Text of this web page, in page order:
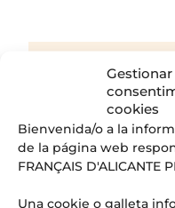
Gestionar
cookies
Bienvenida/o a la
de la página web
FRANÇAIS D'ALICANTE
Una cookie o galleta
Hasta los 18 años,
obtener el